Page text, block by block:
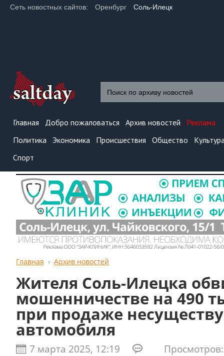
Сеть новостных сайтов: Оренбург Соль-Илецк
Главная Добро пожаловаться Архив новостей
Реклама
Политика Экономика Происшествия Общество
Спорт
Главная Архив новостей
Жителя Соль-Илецка
мошенничестве на 490
при продаже
автомобиля
7 марта 2025, 12:19 Просмотров: